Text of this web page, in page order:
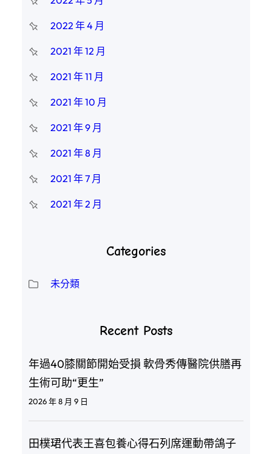
2022 年 4 月
2021 年 12 月
2021 年 11 月
2021 年 10 月
2021 年 9 月
2021 年 8 月
2021 年 7 月
2021 年 2 月
Categories
未分類
Recent Posts
年過40膝關節開始受損 軟骨秀傳醫院供膳再
生術可助“更生”
2026 年 8 月 9 日
田樸珺代表王喜包養心得石列席運動帶鴿子